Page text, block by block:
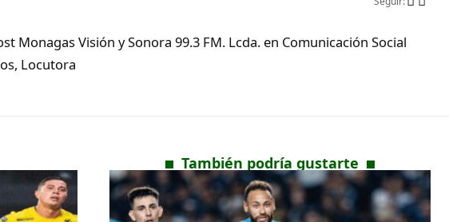
Monagas Visión y Sonora 99.3 FM. Lcda. en Comunicación Social
Locutora
También podría gustarte